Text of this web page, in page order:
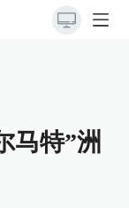
马特”洲